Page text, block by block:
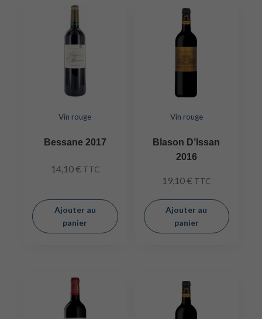
Vin rouge
Bessane 2017
14,10 € TTC
Ajouter au
panier
Vin rouge
Blason D’Issan
2016
19,10 € TTC
Ajouter au
panier